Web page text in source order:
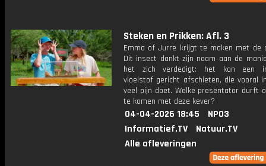
Steken en Prikken: Afl. 3
Emma of Jurre krijgt te maken met de
Dit insect dankt zijn naam aan de
het zich verdedigt: het kan een
vloeistof gericht afschieten, die vooral
veel pijn doet. Welke presentator durft
te komen met deze kever?
04-04-2026 18:45
NPO3
Informatief.TV
Natuur.TV
Alle afleveringen